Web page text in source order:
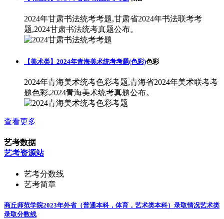
2024年甘肃书法统考考题,甘肃省2024年书法联考考
题,2024甘肃书法统考真题公布。
【美术类】2024年青海美术统考考题(色彩)色彩
2024年青海美术统考色彩考题,青海省2024年美术联考考
题色彩,2024青海美术统考真题公布。
查看更多
艺考数据
艺考资源站
艺考分数线
艺考简章
商丘师范学院2023年外省（普通本科，体育，艺术类本科）录取情况艺术类
录取分数线